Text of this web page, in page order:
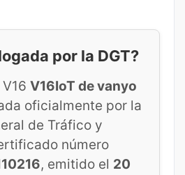
por la DGT?
V16IoT de vanyo
oficialmente por la
de Tráfico y
número
, emitido el 20